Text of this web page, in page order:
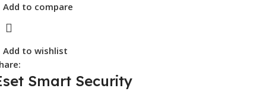
Add to compare
Add to wishlist
Smart Security